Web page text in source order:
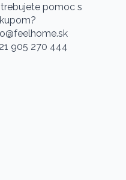
pomoc s
905 270 444